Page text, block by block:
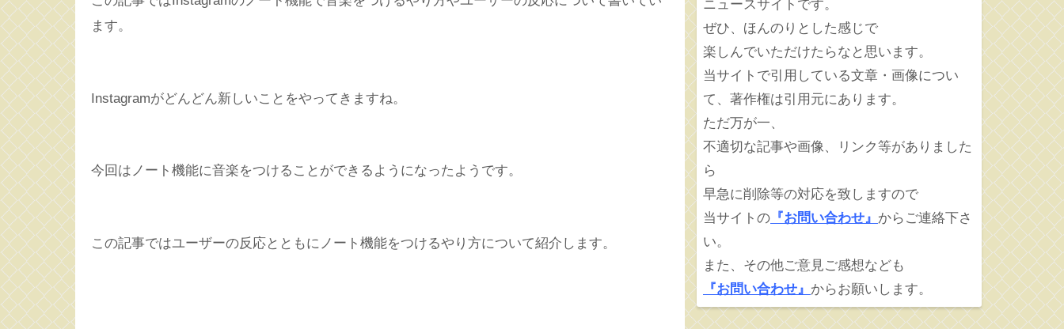
ます。
Instagramがどんどん新しいことをやってきますね。
今回はノート機能に音楽をつけることができるようになったようです。
この記事ではユーザーの反応とともにノート機能をつけるやり方について紹介します。
ニュースサイトです。
ぜひ、ほんのりとした感じで
楽しんでいただけたらなと思います。
当サイトで引用している文章・画像につい
て、著作権は引用元にあります。
ただ万が一、
不適切な記事や画像、リンク等がありました
ら
早急に削除等の対応を致しますので
当サイトの 『お問い合わせ』 からご連絡下さ
い。
また、その他ご意見ご感想なども
『お問い合わせ』 からお願いします。